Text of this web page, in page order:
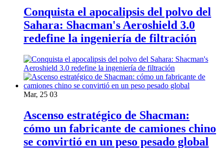
Conquista el apocalipsis del polvo del
Sahara: Shacman's Aeroshield 3.0
redefine la ingeniería de filtración
Mar, 25 03
Ascenso estratégico de Shacman:
cómo un fabricante de camiones chino
se convirtió en un peso pesado global